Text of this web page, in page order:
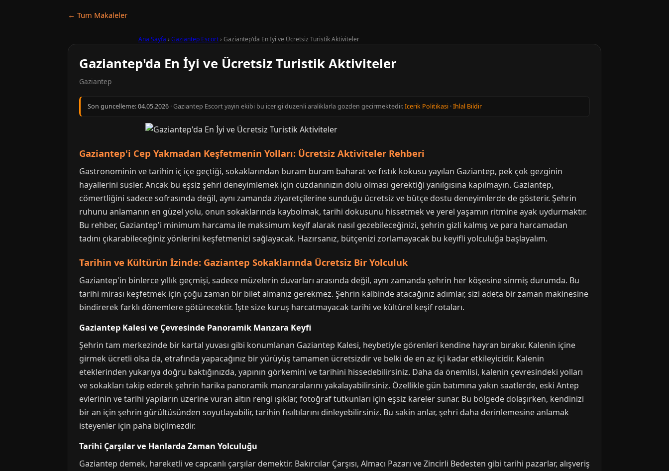
← Tum Makaleler
Ana Sayfa › Gaziantep Escort› Gaziantep'da En İyi ve Ücretsiz Turistik Aktiviteler
Gaziantep'da En İyi ve Ücretsiz Turistik Aktiviteler
Gaziantep
Son guncelleme:04.05.2026 · Gaziantep Escort yayin ekibi bu icerigi duzenli araliklarla gozden gecirmektedir.Icerik Politikasi ·Ihlal Bildir
Gaziantep'i Cep Yakmadan Keşfetmenin Yolları: Ücretsiz Aktiviteler Rehberi
Gastronominin ve tarihin iç içe geçtiği, sokaklarından buram buram baharat ve fıstık kokusu yayılan Gaziantep, pek çok gezginin
hayallerini süsler. Ancak bu eşsiz şehri deneyimlemek için cüzdanınızın dolu olması gerektiği yanılgısına kapılmayın. Gaziantep,
cömertliğini sadece sofrasında değil, aynı zamanda ziyaretçilerine sunduğu ücretsiz ve bütçe dostu deneyimlerde de gösterir. Şehrin
ruhunu anlamanın en güzel yolu, onun sokaklarında kaybolmak, tarihi dokusunu hissetmek ve yerel yaşamın ritmine ayak uydurmaktır.
Bu rehber, Gaziantep'i minimum harcama ile maksimum keyif alarak nasıl gezebileceğinizi, şehrin gizli kalmış ve para harcamadan
tadını çıkarabileceğiniz yönlerini keşfetmenizi sağlayacak. Hazırsanız, bütçenizi zorlamayacak bu keyifli yolculuğa başlayalım.
Tarihin ve Kültürün İzinde: Gaziantep Sokaklarında Ücretsiz Bir Yolculuk
Gaziantep'in binlerce yıllık geçmişi, sadece müzelerin duvarları arasında değil, aynı zamanda şehrin her köşesine sinmiş durumda. Bu
tarihi mirası keşfetmek için çoğu zaman bir bilet almanız gerekmez. Şehrin kalbinde atacağınız adımlar, sizi adeta bir zaman makinesine
bindirerek farklı dönemlere götürecektir. İşte size kuruş harcatmayacak tarihi ve kültürel keşif rotaları.
Gaziantep Kalesi ve Çevresinde Panoramik Manzara Keyfi
Şehrin tam merkezinde bir kartal yuvası gibi konumlanan Gaziantep Kalesi, heybetiyle görenleri kendine hayran bırakır. Kalenin içine
girmek ücretli olsa da, etrafında yapacağınız bir yürüyüş tamamen ücretsizdir ve belki de en az içi kadar etkileyicidir. Kalenin
eteklerinden yukarıya doğru baktığınızda, yapının görkemini ve tarihini hissedebilirsiniz. Daha da önemlisi, kalenin çevresindeki yolları
ve sokakları takip ederek şehrin harika panoramik manzaralarını yakalayabilirsiniz. Özellikle gün batımına yakın saatlerde, eski Antep
evlerinin ve tarihi yapıların üzerine vuran altın rengi ışıklar, fotoğraf tutkunları için eşsiz kareler sunar. Bu bölgede dolaşırken, kendinizi
bir an için şehrin gürültüsünden soyutlayabilir, tarihin fısıltılarını dinleyebilirsiniz. Bu sakin anlar, şehri daha derinlemesine anlamak
isteyenler için paha biçilmezdir.
Tarihi Çarşılar ve Hanlarda Zaman Yolculuğu
Gaziantep demek, hareketli ve capcanlı çarşılar demektir. Bakırcılar Çarşısı, Almacı Pazarı ve Zincirli Bedesten gibi tarihi pazarlar, alışveriş